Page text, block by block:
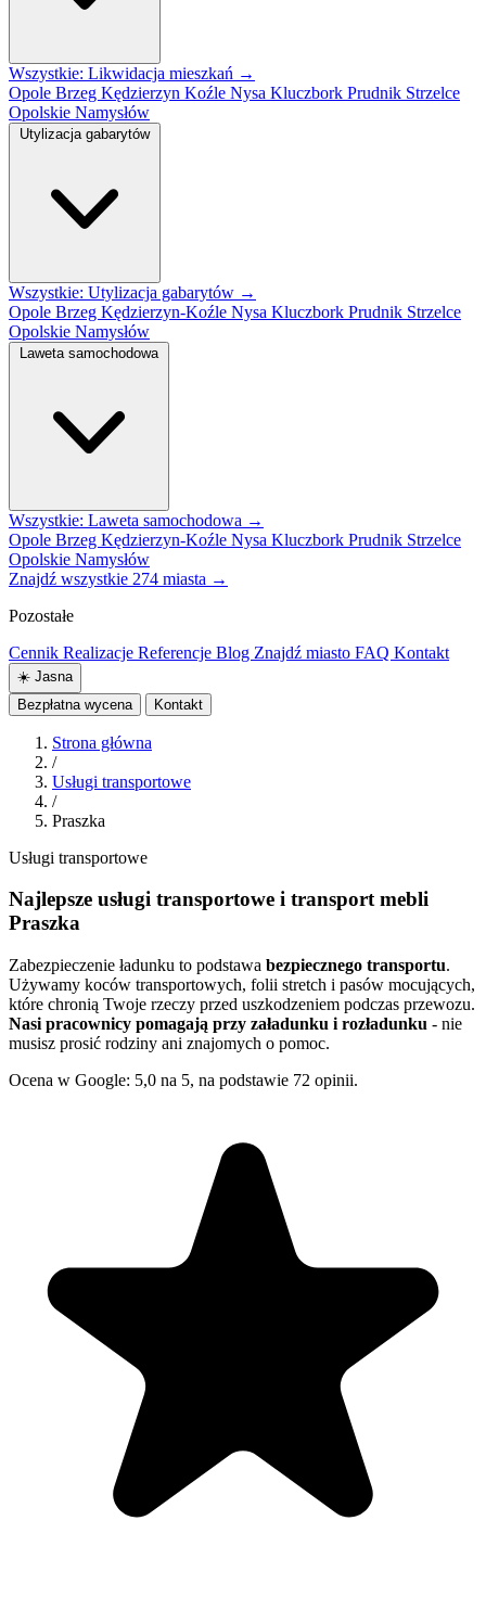
Wszystkie: Likwidacja mieszkań →
Opole Brzeg Kędzierzyn Koźle Nysa Kluczbork Prudnik Strzelce
Opolskie Namysłów
Utylizacja gabarytów
Wszystkie: Utylizacja gabarytów →
Opole Brzeg Kędzierzyn-Koźle Nysa Kluczbork Prudnik Strzelce
Opolskie Namysłów
Laweta samochodowa
Wszystkie: Laweta samochodowa →
Opole Brzeg Kędzierzyn-Koźle Nysa Kluczbork Prudnik Strzelce
Opolskie Namysłów
Znajdź wszystkie 274 miasta →
Pozostałe
Cennik Realizacje Referencje Blog Znajdź miasto FAQ Kontakt
☀️ Jasna
Bezpłatna wycena
Kontakt
Strona główna
/
Usługi transportowe
/
Praszka
Usługi transportowe
Najlepsze usługi transportowe i transport mebli
Praszka
Zabezpieczenie ładunku to podstawa bezpiecznego transportu.
Używamy koców transportowych, folii stretch i pasów mocujących,
które chronią Twoje rzeczy przed uszkodzeniem podczas przewozu.
Nasi pracownicy pomagają przy załadunku i rozładunku - nie
musisz prosić rodziny ani znajomych o pomoc.
Ocena w Google: 5,0 na 5, na podstawie 72 opinii.